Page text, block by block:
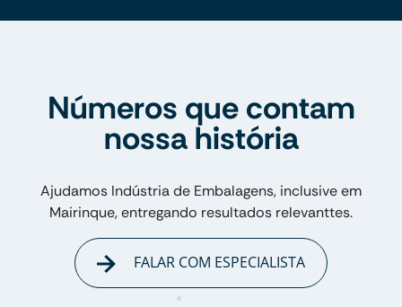
Números que contam
nossa história
Ajudamos Indústria de Embalagens, inclusive em
Mairinque, entregando resultados relevanttes.
FALAR COM ESPECIALISTA